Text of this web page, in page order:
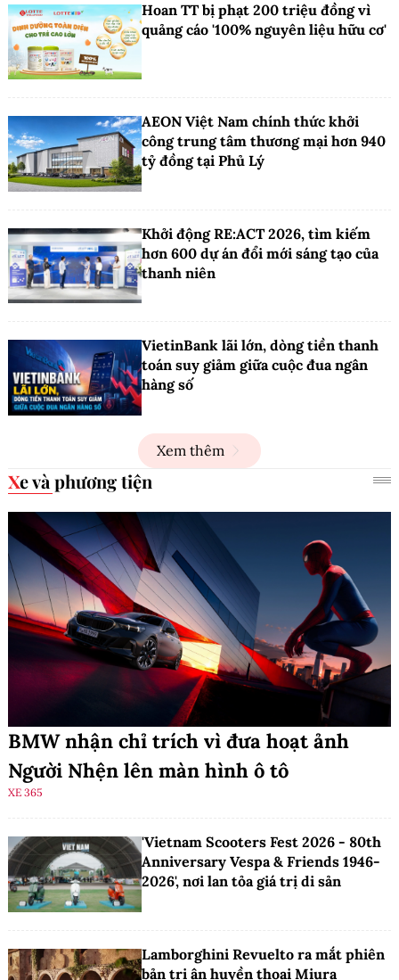
Hoan TT bị phạt 200 triệu đồng vì
quảng cáo '100% nguyên liệu hữu cơ'
AEON Việt Nam chính thức khởi
công trung tâm thương mại hơn 940
tỷ đồng tại Phủ Lý
Khởi động RE:ACT 2026, tìm kiếm
hơn 600 dự án đổi mới sáng tạo của
thanh niên
VietinBank lãi lớn, dòng tiền thanh
toán suy giảm giữa cuộc đua ngân
hàng số
Xem thêm
Xe và phương tiện
BMW nhận chỉ trích vì đưa hoạt ảnh
Người Nhện lên màn hình ô tô
XE 365
'Vietnam Scooters Fest 2026 - 80th
Anniversary Vespa & Friends 1946-
2026', nơi lan tỏa giá trị di sản
Lamborghini Revuelto ra mắt phiên
bản tri ân huyền thoại Miura